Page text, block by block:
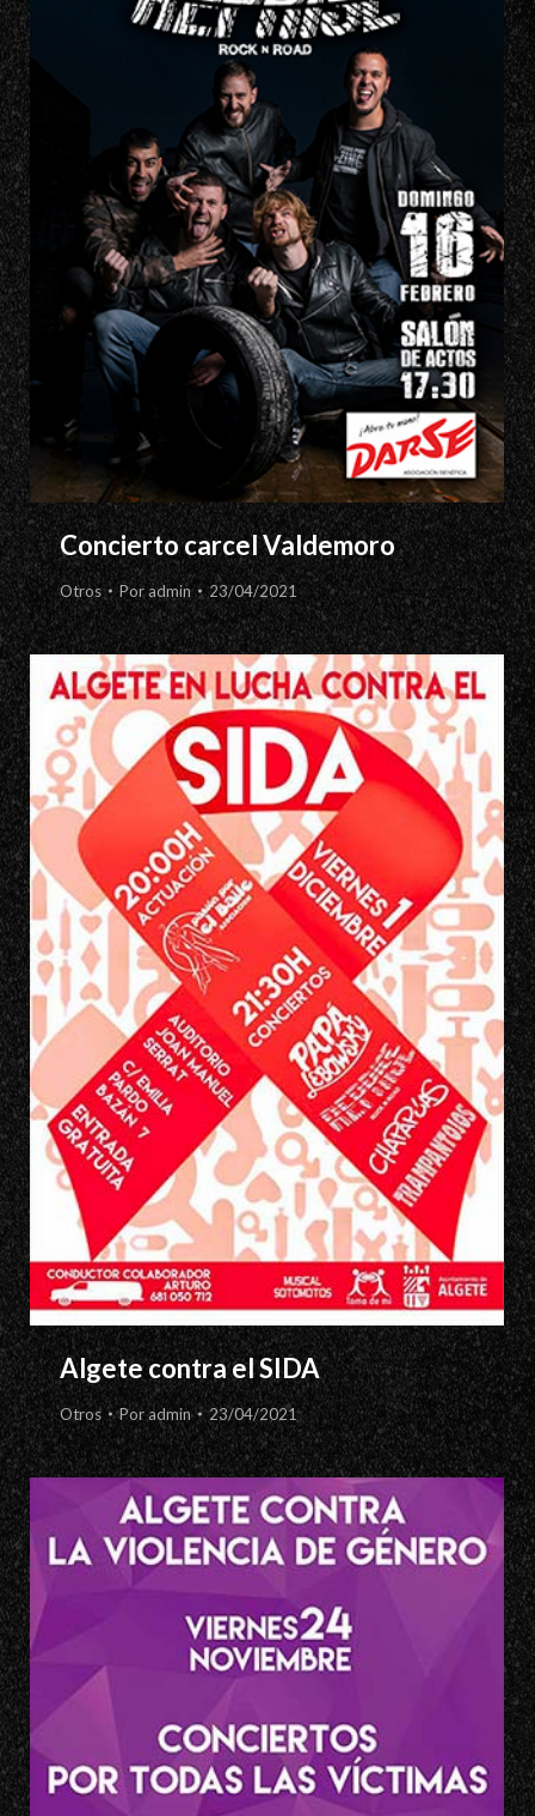
Concierto carcel Valdemoro
Otros Poradmin 23/04/2021
Algete contra el SIDA
Otros Poradmin 23/04/2021